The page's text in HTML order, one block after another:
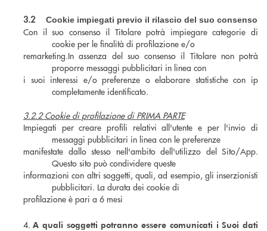
3.2 Cookie impiegati previo il rilascio del suo consenso
Con il suo consenso il Titolare potrà impiegare categorie di
cookie per le finalità di profilazione e/o
remarketing.In assenza del suo consenso il Titolare non potrà
proporre messaggi pubblicitari in linea con
i suoi interessi e/o preferenze o elaborare statistiche con ip
completamente identificato.
3.2.2 Cookie di profilazione di PRIMA PARTE
Impiegati per creare profili relativi all'utente e per l'invio di
messaggi pubblicitari in linea con le preferenze
manifestate dallo stesso nell'ambito dell'utilizzo del Sito/App.
Questo sito può condividere queste
informazioni con altri soggetti, quali, ad esempio, gli inserzionisti
pubblicitari. La durata dei cookie di
profilazione è pari a 6 mesi
A quali soggetti potranno essere comunicati i Suoi dati